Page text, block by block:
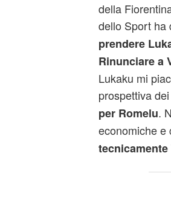
della
dello Sport ha
prendere
Rinunciare a
Lukaku mi
prospettiva
per Romelu.
economiche e